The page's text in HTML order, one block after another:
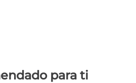
para ti